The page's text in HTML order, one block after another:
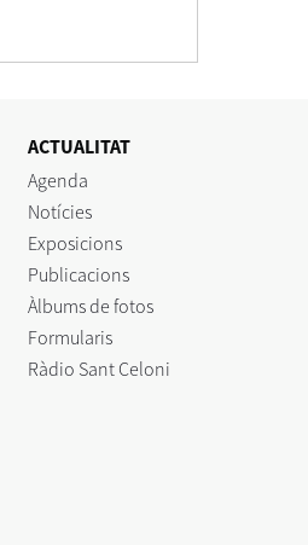
ACTUALITAT
Agenda
Notícies
Exposicions
Publicacions
Àlbums de fotos
Formularis
Ràdio Sant Celoni